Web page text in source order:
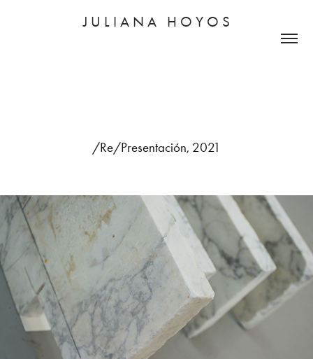
J U L I A N A   H O Y O S
/Re/Presentación, 2021